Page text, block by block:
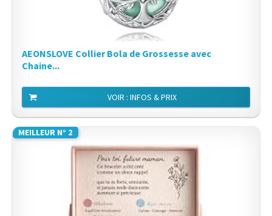
AEONSLOVE Collier Bola de Grossesse avec
Chaine...
VOIR : INFOS & PRIX
MEILLEUR N° 2